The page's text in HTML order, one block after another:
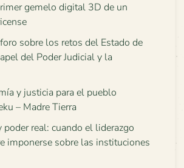
gemelo digital 3D de un
sobre los retos del Estado de
del Poder Judicial y la
y justicia para el pueblo
– Madre Tierra
poder real: cuando el liderazgo
imponerse sobre las instituciones